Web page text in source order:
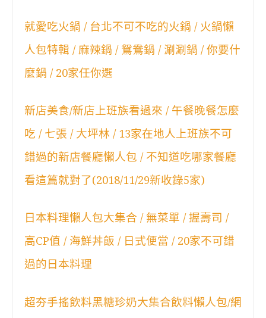
就愛吃火鍋 / 台北不可不吃的火鍋 / 火鍋懶
人包特輯 / 麻辣鍋 / 鴛鴦鍋 / 涮涮鍋 / 你要什
麼鍋 / 20家任你選
新店美食/新店上班族看過來 / 午餐晚餐怎麼
吃 / 七張 / 大坪林 / 13家在地人上班族不可
錯過的新店餐廳懶人包 / 不知道吃哪家餐廳
看這篇就對了(2018/11/29新收錄5家)
日本料理懶人包大集合 / 無菜單 / 握壽司 /
高CP值 / 海鮮丼飯 / 日式便當 / 20家不可錯
過的日本料理
超夯手搖飲料黑糖珍奶大集合飲料懶人包/網